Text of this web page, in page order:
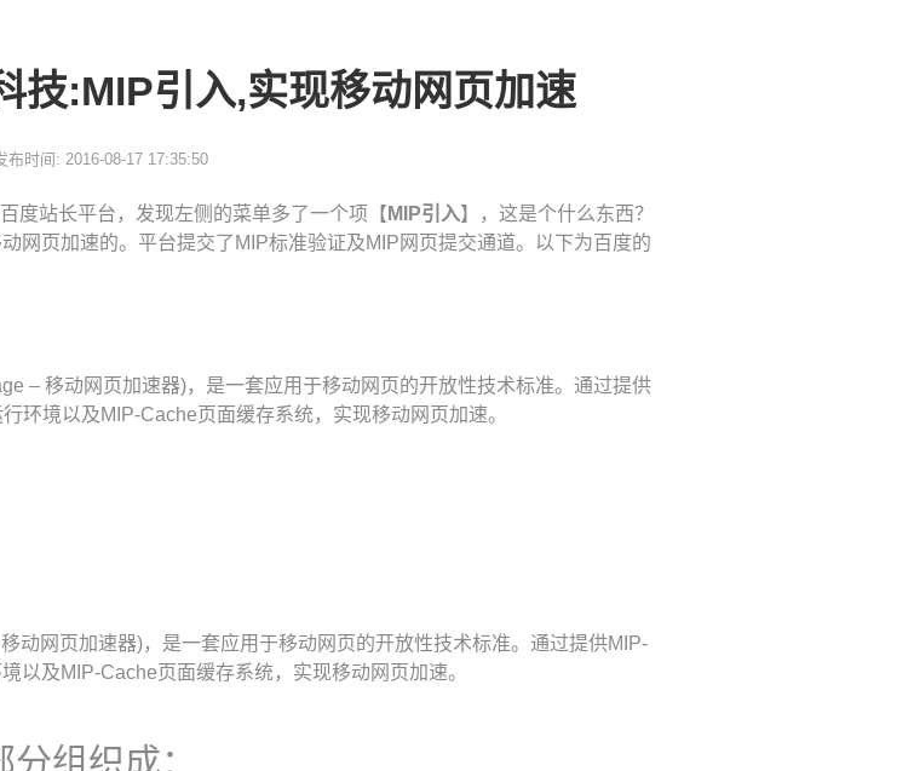
技:MIP引入,实现移动网页加速
布时间: 2016-08-17 17:35:50
度站长平台，发现左侧的菜单多了一个项【 MIP引入】，这是个什么东西？
网页加速的。平台提交了MIP标准验证及MIP网页提交通道。以下为百度的
– 移动网页加速器)，是一套应用于移动网页的开放性技术标准。通过提供
环境以及MIP-Cache页面缓存系统，实现移动网页加速。
动网页加速器)，是一套应用于移动网页的开放性技术标准。通过提供MIP-
以及MIP-Cache页面缓存系统，实现移动网页加速。
组织成：